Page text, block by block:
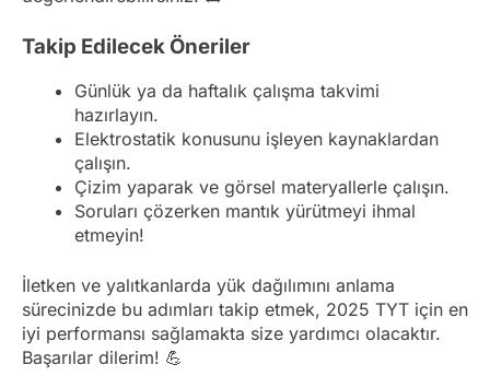
Takip Edilecek Öneriler
Günlük ya da haftalık çalışma takvimi
hazırlayın.
Elektrostatik konusunu işleyen kaynaklardan
çalışın.
Çizim yaparak ve görsel materyallerle çalışın.
Soruları çözerken mantık yürütmeyi ihmal
etmeyin!
İletken ve yalıtkanlarda yük dağılımını anlama
sürecinizde bu adımları takip etmek, 2025 TYT için en
iyi performansı sağlamakta size yardımcı olacaktır.
Başarılar dilerim! 💪